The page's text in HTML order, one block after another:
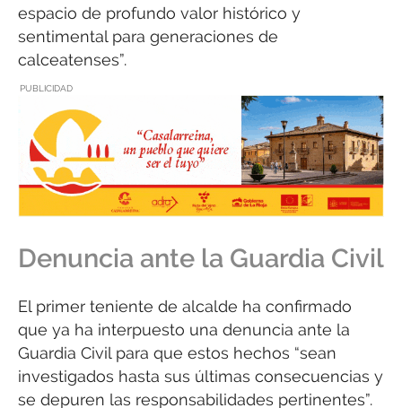
espacio de profundo valor histórico y
sentimental para generaciones de
calceatenses”.
PUBLICIDAD
Denuncia ante la Guardia Civil
El primer teniente de alcalde ha confirmado
que ya ha interpuesto una denuncia ante la
Guardia Civil para que estos hechos “sean
investigados hasta sus últimas consecuencias y
se depuren las responsabilidades pertinentes”.